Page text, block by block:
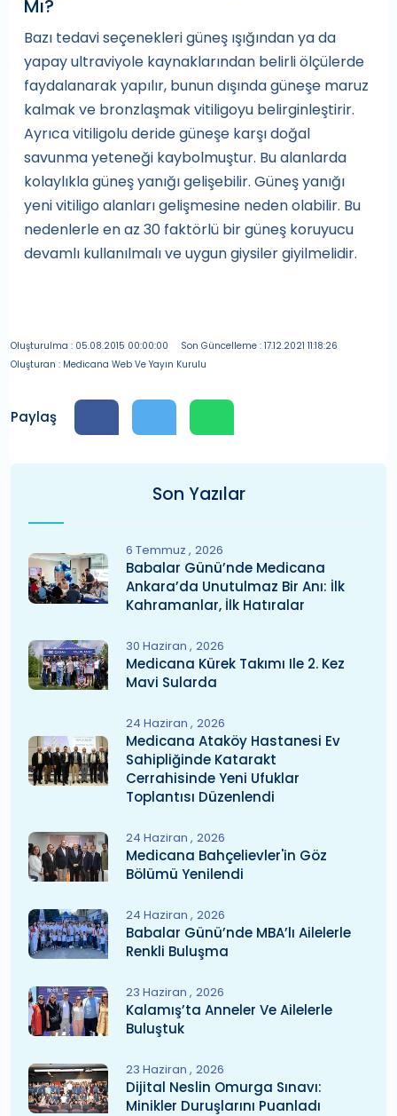
Mı?
Bazı tedavi seçenekleri güneş ışığından ya da
yapay ultraviyole kaynaklarından belirli ölçülerde
faydalanarak yapılır, bunun dışında güneşe maruz
kalmak ve bronzlaşmak vitiligoyu belirginleştirir.
Ayrıca vitiligolu deride güneşe karşı doğal
savunma yeteneği kaybolmuştur. Bu alanlarda
kolaylıkla güneş yanığı gelişebilir. Güneş yanığı
yeni vitiligo alanları gelişmesine neden olabilir. Bu
nedenlerle en az 30 faktörlü bir güneş koruyucu
devamlı kullanılmalı ve uygun giysiler giyilmelidir.
Oluşturulma : 05.08.2015 00:00:00
Son Güncelleme : 17.12.2021 11:18:26
Oluşturan : Medicana Web Ve Yayın Kurulu
Paylaş
Son Yazılar
6 Temmuz 2026
Babalar Günü’nde Medicana
Ankara’da Unutulmaz Bir Anı: İlk
Kahramanlar, İlk Hatıralar
30 Haziran 2026
Medicana Kürek Takımı Ile 2. Kez
Mavi Sularda
24 Haziran 2026
Medicana Ataköy Hastanesi Ev
Sahipliğinde Katarakt
Cerrahisinde Yeni Ufuklar
Toplantısı Düzenlendi
24 Haziran 2026
Medicana Bahçelievler'in Göz
Bölümü Yenilendi
24 Haziran 2026
Babalar Günü’nde MBA’lı Ailelerle
Renkli Buluşma
23 Haziran 2026
Kalamış’ta Anneler Ve Ailelerle
Buluştuk
23 Haziran 2026
Dijital Neslin Omurga Sınavı:
Minikler Duruşlarını Puanladı